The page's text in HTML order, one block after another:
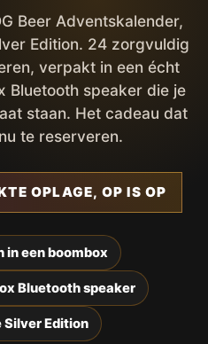
Beer Adventskalender,
Edition. 24 zorgvuldig
verpakt in een écht
Bluetooth speaker die je
staan. Het cadeau dat
te reserveren.
OPLAGE, OP IS OP
een boombox
Bluetooth speaker
Silver Edition